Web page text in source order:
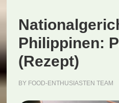
Philippinen:
(Rezept)
BY FOOD-ENTHUSIASTEN TEAM